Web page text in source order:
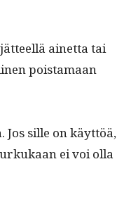
ainet­ta tai
pois­ta­maan
Jos sille on käyt­töä,
ei voi olla